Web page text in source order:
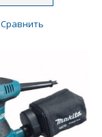
Сравнить